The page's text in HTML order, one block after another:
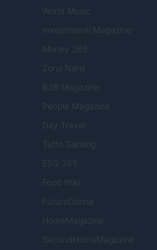
World Music
Investimenti Magazine
Money 365
Zona Nerd
B2B Magazine
People Magazine
Day Travel
Tutto Gaming
ESG 365
Food Wiki
FuturoDonna
HomeMagazine
SecondHomeMagazine